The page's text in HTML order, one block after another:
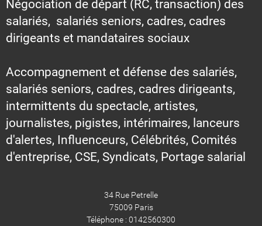
Négociation de départ (RC, transaction) des
salariés, salariés seniors, cadres, cadres
dirigeants et mandataires sociaux
Accompagnement et défense des salariés,
salariés seniors, cadres, cadres dirigeants,
intermittents du spectacle, artistes,
journalistes, pigistes, intérimaires, lanceurs
d'alertes, Influenceurs, Célébrités, Comités
d'entreprise, CSE, Syndicats, Portage salarial
34 Rue Petrelle
75009 Paris
Téléphone : 0142560300